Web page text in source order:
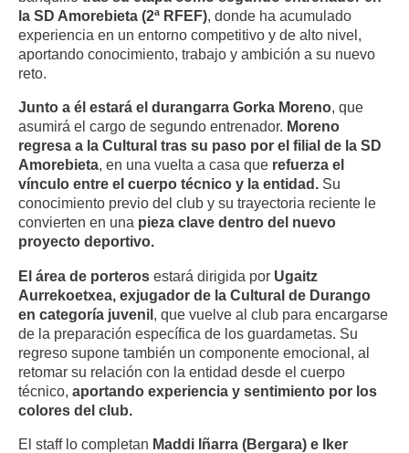
la SD Amorebieta (2ª RFEF), donde ha acumulado
experiencia en un entorno competitivo y de alto nivel,
aportando conocimiento, trabajo y ambición a su nuevo
reto.
Junto a él estará el durangarra Gorka Moreno, que
asumirá el cargo de segundo entrenador. Moreno
regresa a la Cultural tras su paso por el filial de la SD
Amorebieta, en una vuelta a casa que refuerza el
vínculo entre el cuerpo técnico y la entidad. Su
conocimiento previo del club y su trayectoria reciente le
convierten en una pieza clave dentro del nuevo
proyecto deportivo.
El área de porteros estará dirigida por Ugaitz
Aurrekoetxea, exjugador de la Cultural de Durango
en categoría juvenil, que vuelve al club para encargarse
de la preparación específica de los guardametas. Su
regreso supone también un componente emocional, al
retomar su relación con la entidad desde el cuerpo
técnico, aportando experiencia y sentimiento por los
colores del club.
El staff lo completan Maddi Iñarra (Bergara) e Iker